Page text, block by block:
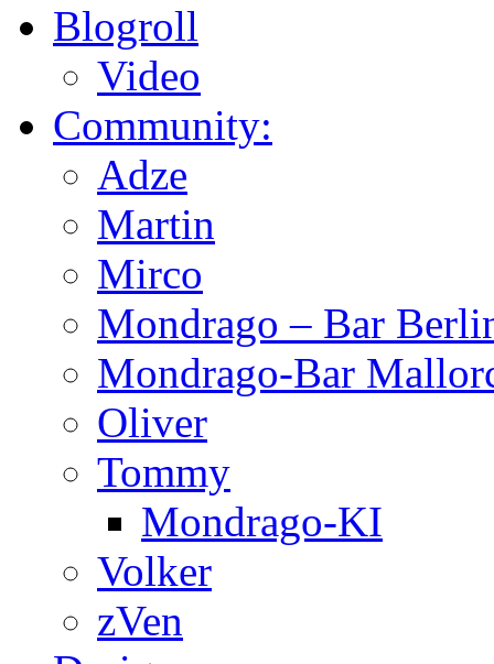
Blogroll
Video
Community:
Adze
Martin
Mirco
Mondrago – Bar
Mondrago-Bar
Oliver
Tommy
Mondrago-KI
Volker
zVen